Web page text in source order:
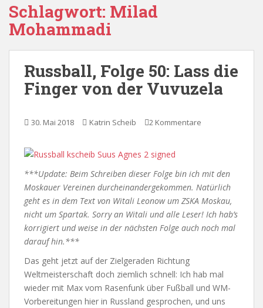
Schlagwort: Milad
Mohammadi
Russball, Folge 50: Lass die
Finger von der Vuvuzela
30. Mai 2018 Katrin Scheib 2 Kommentare
***Update: Beim Schreiben dieser Folge bin ich mit den
Moskauer Vereinen durcheinandergekommen. Natürlich
geht es in dem Text von Witali Leonow um ZSKA Moskau,
nicht um Spartak. Sorry an Witali und alle Leser! Ich hab’s
korrigiert und weise in der nächsten Folge auch noch mal
darauf hin.***
Das geht jetzt auf der Zielgeraden Richtung
Weltmeisterschaft doch ziemlich schnell: Ich hab mal
wieder mit Max vom Rasenfunk über Fußball und WM-
Vorbereitungen hier in Russland gesprochen, und uns